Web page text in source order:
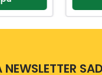
NEWSLETTER